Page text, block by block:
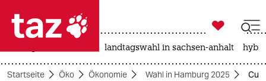
 taz zahl ich
taz zahl ich

taz zahl ich
landtagswahl in sachsen-anhalt
Startseite Öko Ökonomie Wahl in Hamburg 2025